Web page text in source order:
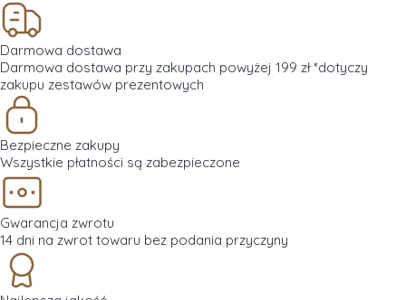
Darmowa dostawa
Darmowa dostawa przy zakupach powyżej 199 zł *dotyczy
zakupu zestawów prezentowych
Bezpieczne zakupy
Wszystkie płatności są zabezpieczone
Gwarancja zwrotu
14 dni na zwrot towaru bez podania przyczyny